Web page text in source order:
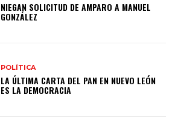
NIEGAN SOLICITUD DE AMPARO A MANUEL
GONZÁLEZ
POLÍTICA
LA ÚLTIMA CARTA DEL PAN EN NUEVO LEÓN
ES LA DEMOCRACIA